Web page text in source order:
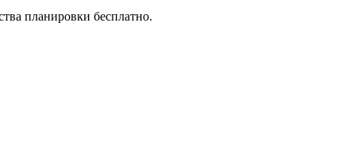
планировки бесплатно.